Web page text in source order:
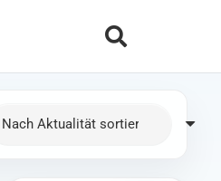
Aktualität sortiert